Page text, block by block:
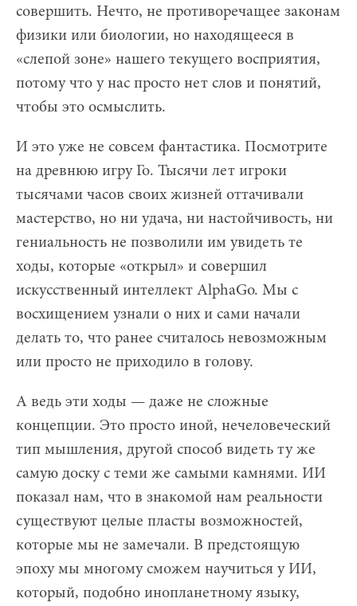
совершить. Нечто, не противоречащее законам
физики или биологии, но находящееся в
«слепой зоне» нашего текущего восприятия,
потому что у нас просто нет слов и понятий,
чтобы это осмыслить.
И это уже не совсем фантастика. Посмотрите
на древнюю игру Го. Тысячи лет игроки
тысячами часов своих жизней оттачивали
мастерство, но ни удача, ни настойчивость, ни
гениальность не позволили им увидеть те
ходы, которые «открыл» и совершил
искусственный интеллект AlphaGo. Мы с
восхищением узнали о них и сами начали
делать то, что ранее считалось невозможным
или просто не приходило в голову.
А ведь эти ходы — даже не сложные
концепции. Это просто иной, нечеловеческий
тип мышления, другой способ видеть ту же
самую доску с теми же самыми камнями. ИИ
показал нам, что в знакомой нам реальности
существуют целые пласты возможностей,
которые мы не замечали. В предстоящую
эпоху мы многому сможем научиться у ИИ,
который, подобно инопланетному языку,